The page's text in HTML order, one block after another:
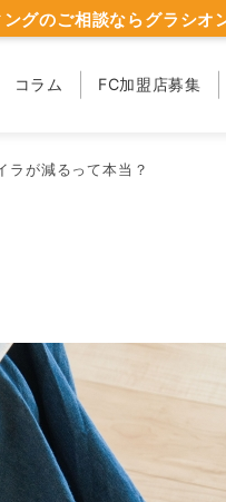
コラム FC加盟店募集
ングのご相談ならグラシ
ラが減るって本当？